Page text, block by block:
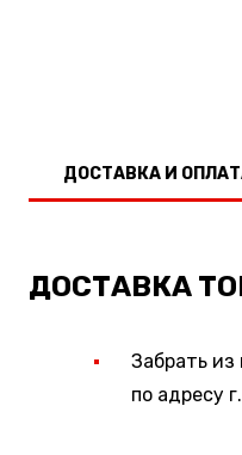
ДОСТАВКА И
ДОСТАВКА
Забрать из
по адресу